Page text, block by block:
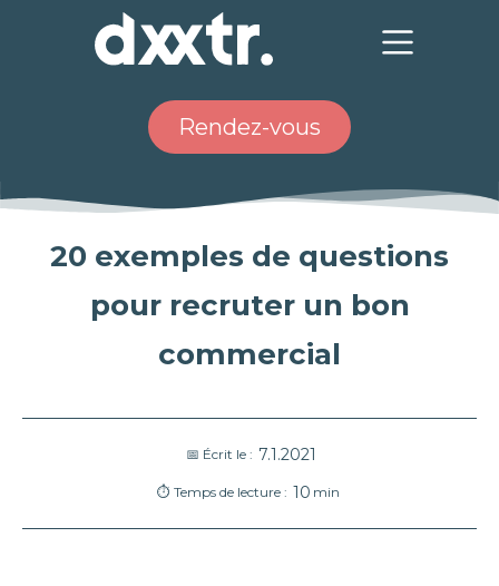
Rendez-vous
20 exemples de questions
pour recruter un bon
commercial
📅 Écrit le : 7.1.2021
⏱ Temps de lecture : 10 min